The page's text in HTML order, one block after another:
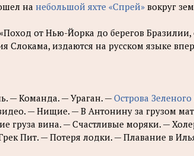
на небольшой яхте «Спрей» вокруг
от Нью-Йорка до берегов
Слокама, издаются на русском языке
— Команда. — Ураган. —Острова
— Нищие. — В Антонину за грузом
груза вина. — Счастливые моряки. —
Пит. — Потеря лодки. — Плавание в